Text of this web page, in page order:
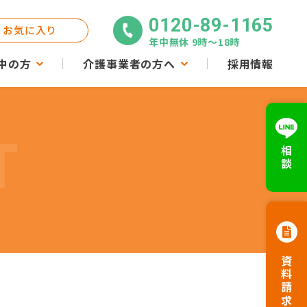
の方 介護事業者の方へ 採用情報
お気に入り 0120-89-1165
年中無休 9時〜18時
相談
資料請求